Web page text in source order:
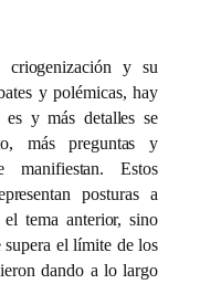
y su
y polémicas, hay
y más detalles se
más preguntas y
Estos
posturas a
tema anterior, sino
el límite de los
dando a lo largo